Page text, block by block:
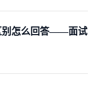
别怎么回答——面试